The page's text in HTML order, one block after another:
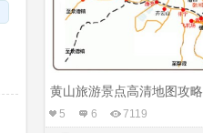
黄山旅游景点高清地图攻略
5 6 7119